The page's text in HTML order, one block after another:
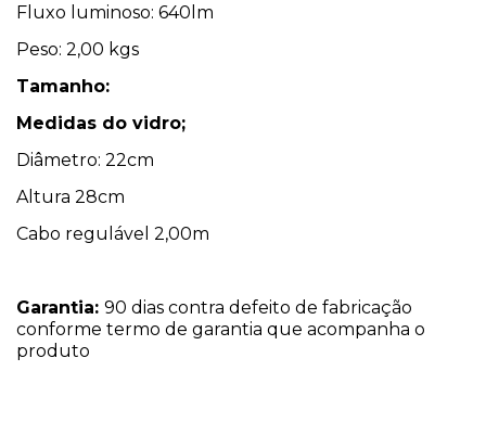
Fluxo luminoso: 640lm
Peso: 2,00 kgs
Tamanho:
Medidas do vidro;
Diâmetro: 22cm
Altura 28cm
Cabo regulável 2,00m
Garantia: 90 dias contra defeito de fabricação
conforme termo de garantia que acompanha o
produto